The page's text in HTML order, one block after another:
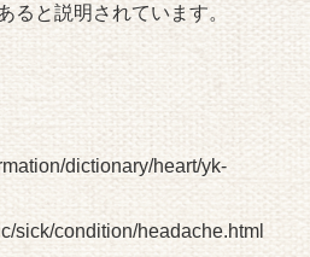
ると説明されています。
dictionary/heart/yk-
sick/condition/headache.html